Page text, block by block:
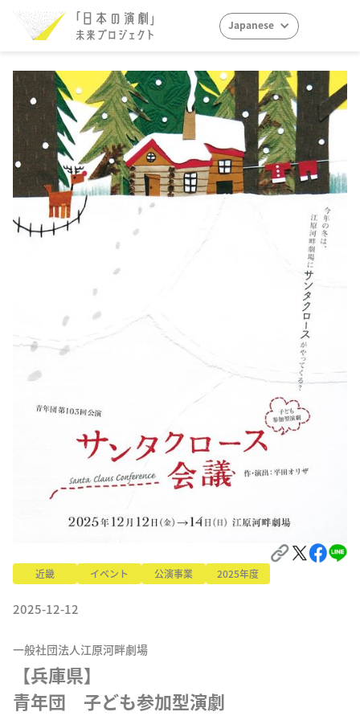
Japanese
近畿 イベント 公演事業 2025年度
2025-12-12
一般社団法人江原河畔劇場
【兵庫県】
青年団　子ども参加型演劇